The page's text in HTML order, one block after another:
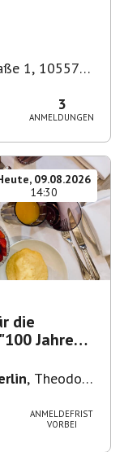
1, 10557
3
ANMELDUNGEN
09.08.2026
14:30
die
Jahre
, Theodor-
ANMELDEFRIST
VORBEI